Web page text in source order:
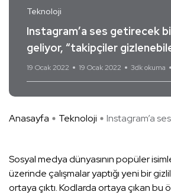
Teknoloji
Instagram’a ses getirecek
geliyor, “takipçiler
19 Ocak 2022 19 Ocak 2022 3dk okuma
Anasayfa Teknoloji Instagram’a
Sosyal medya dünyasının popüler
üzerinde çalışmalar yaptığı yeni bir
ortaya çıktı. Kodlarda ortaya çıkan bu